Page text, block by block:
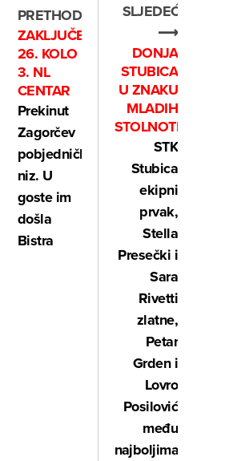
PRETHODNO
ZAKLJUČENO
26. KOLO
3. NL
CENTAR
Prekinut
Zagorčev
pobjednički
niz. U
goste im
došla
Bistra
SLJEDEĆE
⟶
DONJA
STUBICA
U ZNAKU
MLADIH
STOLNOTENISAČA
STK
Stubica
ekipni
prvak,
Stella
Presečki i
Sara
Rivetti
zlatne,
Petar
Grden i
Lovro
Posilović
među
najboljima